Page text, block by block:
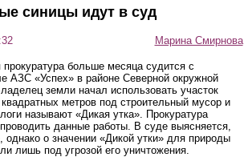
синицы идут в суд
Марина Смирнова
прокуратура больше месяца судится с
АЗС «Успех» в районе Северной окружной
земли начал использовать участок
метров под строительный мусор и
называют «Дикая утка». Прокуратура
данные работы. В суде выясняется,
однако о значении «Дикой утки» для природы
лишь под угрозой его уничтожения.